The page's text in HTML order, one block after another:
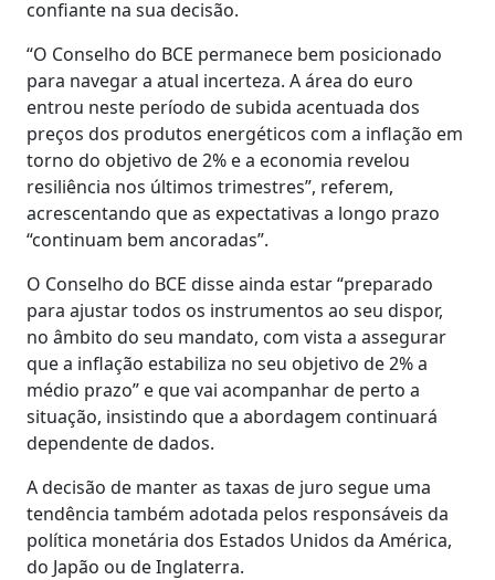
confiante na sua decisão.
“O Conselho do BCE permanece bem posicionado
para navegar a atual incerteza. A área do euro
entrou neste período de subida acentuada dos
preços dos produtos energéticos com a inflação em
torno do objetivo de 2% e a economia revelou
resiliência nos últimos trimestres”, referem,
acrescentando que as expectativas a longo prazo
“continuam bem ancoradas”.
O Conselho do BCE disse ainda estar “preparado
para ajustar todos os instrumentos ao seu dispor,
no âmbito do seu mandato, com vista a assegurar
que a inflação estabiliza no seu objetivo de 2% a
médio prazo” e que vai acompanhar de perto a
situação, insistindo que a abordagem continuará
dependente de dados.
A decisão de manter as taxas de juro segue uma
tendência também adotada pelos responsáveis da
política monetária dos Estados Unidos da América,
do Japão ou de Inglaterra.